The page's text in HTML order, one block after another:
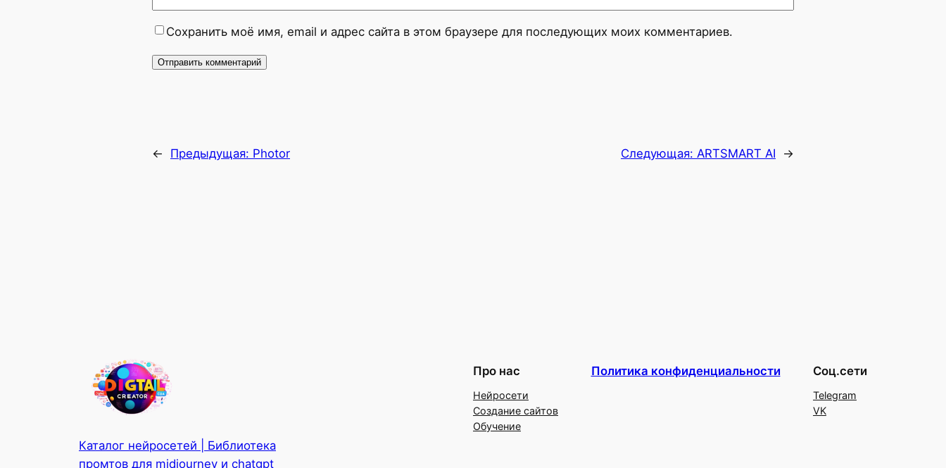
Сохранить моё имя, email и адрес сайта в этом браузере для последующих моих комментариев.
← Предыдущая: Photor Следующая: ARTSMART AI →
Каталог нейросетей | Библиотека
промтов для midjourney и chatgpt
Про нас
Нейросети
Создание сайтов
Обучение
Политика конфиденциальности Соц.сети
Telegram
VK